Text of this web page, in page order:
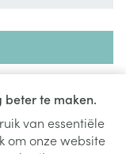
beter te maken.
van essentiële
om onze website
policy.